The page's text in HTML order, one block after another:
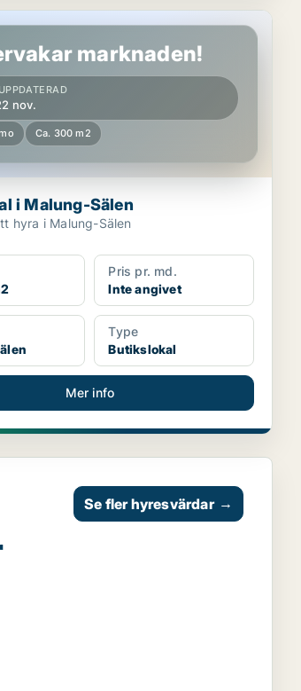
Sälen
marknaden!
nov.
Ca. 300 m2
i Malung-Sälen
hyra i Malung-Sälen
Pris pr. md.
Inte angivet
Type
Butikslokal
Mer info
Se fler hyresvärdar →